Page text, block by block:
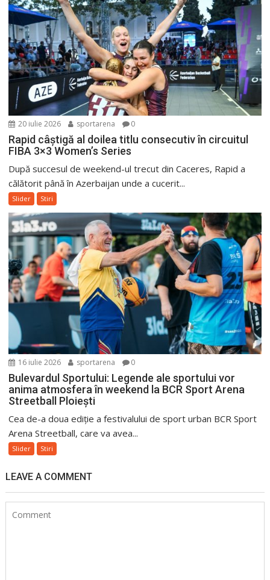
20 iulie 2026 sportarena 0
Rapid câștigă al doilea titlu consecutiv în circuitul
FIBA 3×3 Women’s Series
După succesul de weekend-ul trecut din Caceres, Rapid a
călătorit până în Azerbaijan unde a cucerit...
Slider Stiri
16 iulie 2026 sportarena 0
Bulevardul Sportului: Legende ale sportului vor
anima atmosfera în weekend la BCR Sport Arena
Streetball Ploiești
Cea de-a doua ediție a festivalului de sport urban BCR Sport
Arena Streetball, care va avea...
Slider Stiri
LEAVE A COMMENT